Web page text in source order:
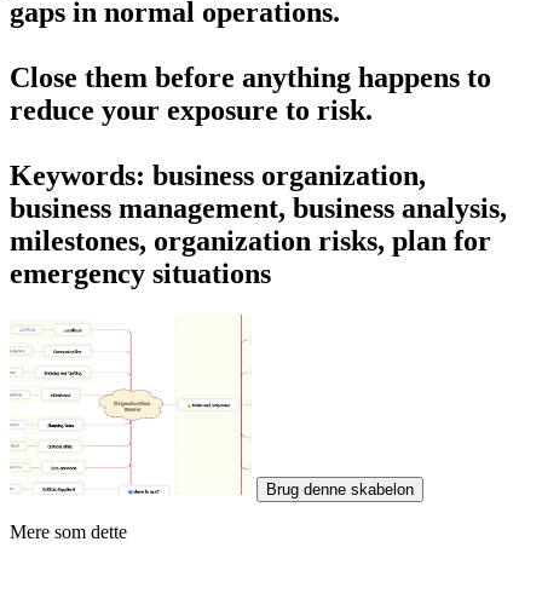
gaps in normal operations.
Close them before anything happens to
reduce your exposure to risk.
Keywords: business organization,
business management, business analysis,
milestones, organization risks, plan for
emergency situations
Brug denne skabelon
Mere som dette